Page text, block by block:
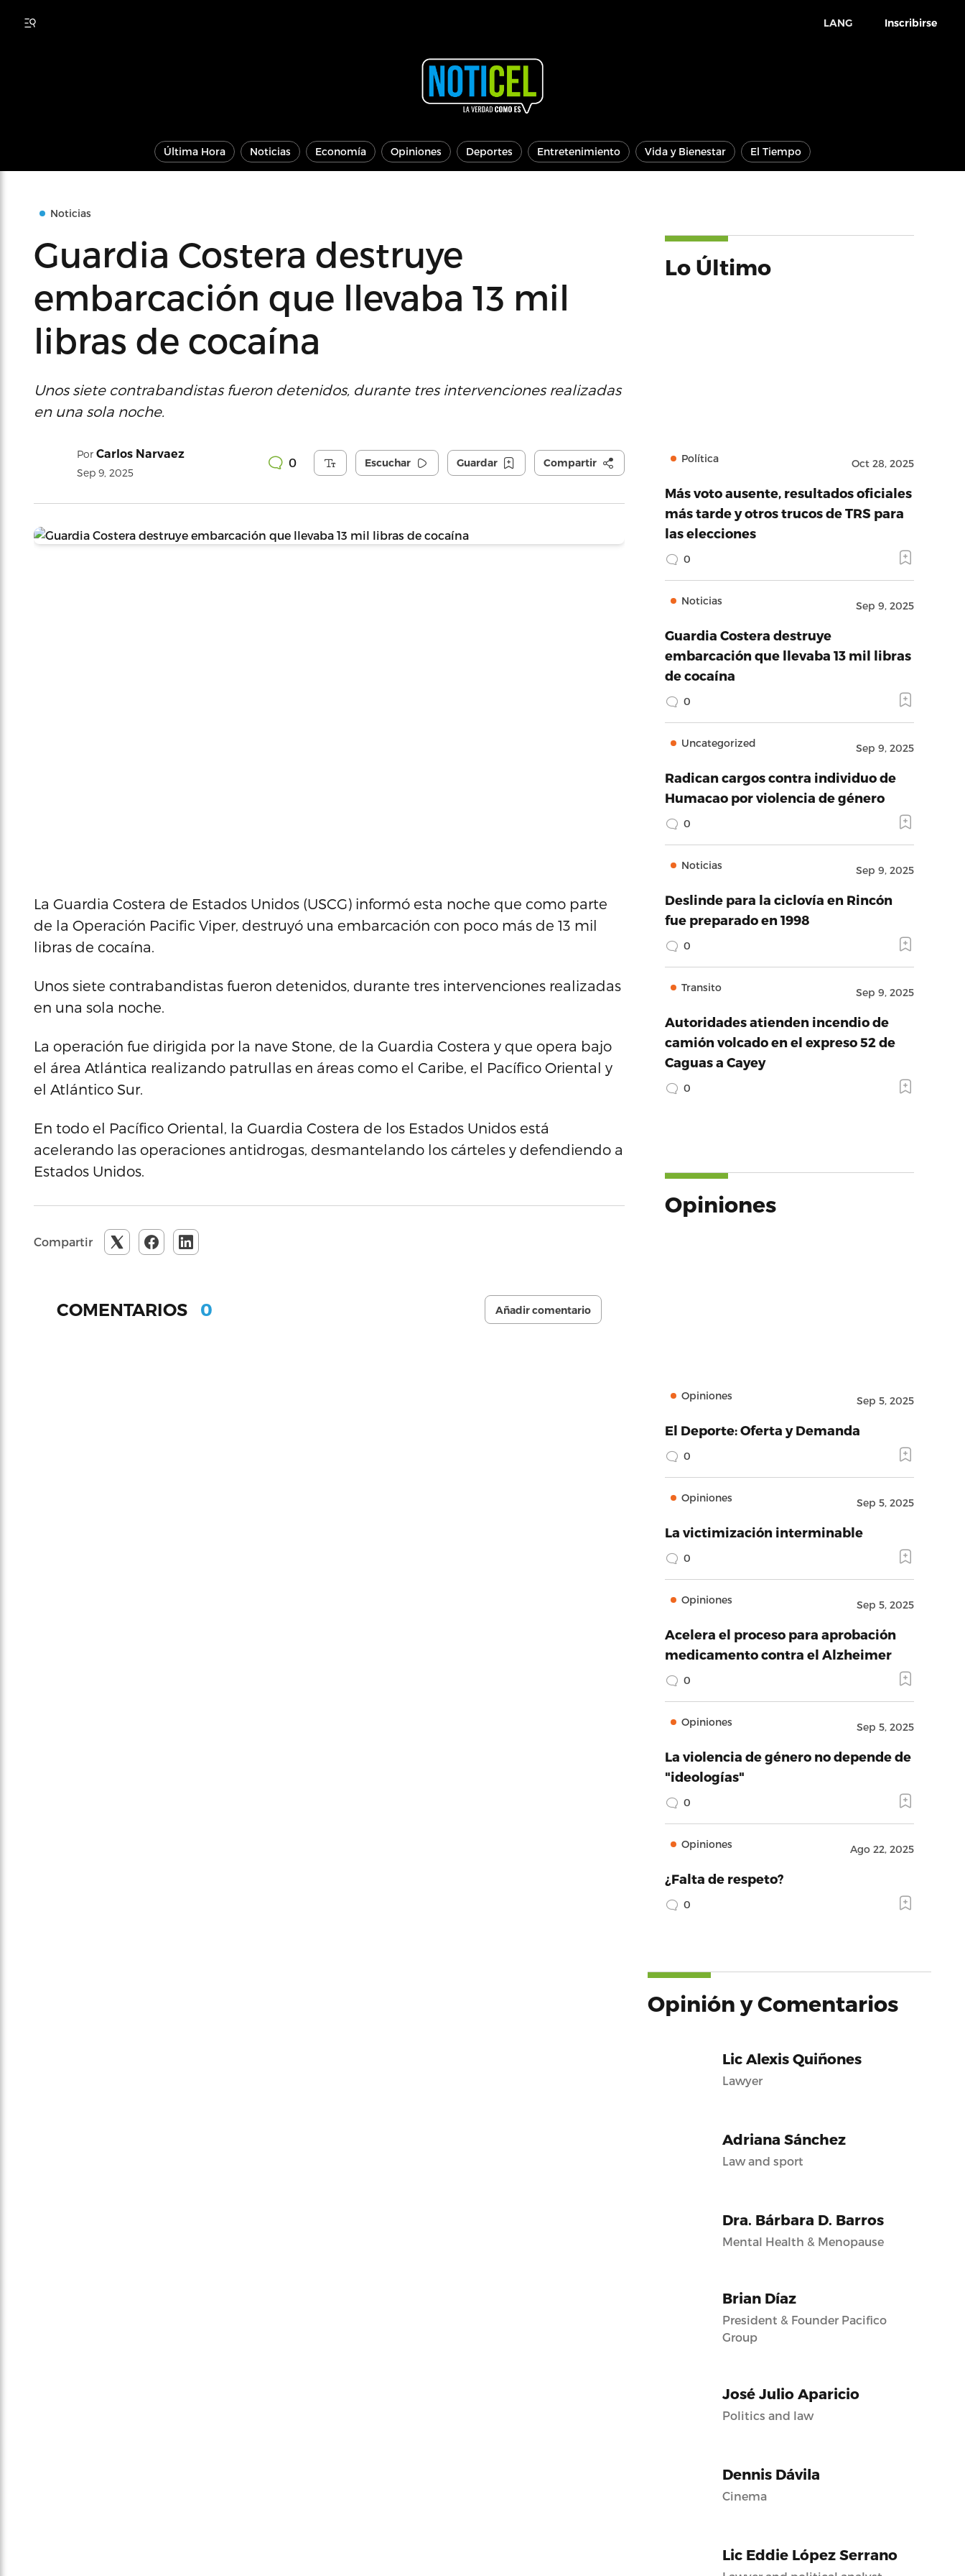
LANG Inscribirse
Última Hora Noticias Economía Opiniones Deportes Entretenimiento Vida y Bienestar El Tiempo
Noticias
Guardia Costera destruye
embarcación que llevaba 13 mil
libras de cocaína
Unos siete contrabandistas fueron detenidos, durante tres intervenciones realizadas
en una sola noche.
Por Carlos Narvaez
Sep 9, 2025
0 Escuchar Guardar Compartir
La Guardia Costera de Estados Unidos (USCG) informó esta noche que como parte
de la Operación Pacific Viper, destruyó una embarcación con poco más de 13 mil
libras de cocaína.
Unos siete contrabandistas fueron detenidos, durante tres intervenciones realizadas
en una sola noche.
La operación fue dirigida por la nave Stone, de la Guardia Costera y que opera bajo
el área Atlántica realizando patrullas en áreas como el Caribe, el Pacífico Oriental y
el Atlántico Sur.
En todo el Pacífico Oriental, la Guardia Costera de los Estados Unidos está
acelerando las operaciones antidrogas, desmantelando los cárteles y defendiendo a
Estados Unidos.
Compartir
COMENTARIOS 0 Añadir comentario
Lo Último
Política Oct 28, 2025
Más voto ausente, resultados oficiales
más tarde y otros trucos de TRS para
las elecciones
0
Noticias Sep 9, 2025
Guardia Costera destruye
embarcación que llevaba 13 mil libras
de cocaína
0
Uncategorized Sep 9, 2025
Radican cargos contra individuo de
Humacao por violencia de género
0
Noticias Sep 9, 2025
Deslinde para la ciclovía en Rincón
fue preparado en 1998
0
Transito Sep 9, 2025
Autoridades atienden incendio de
camión volcado en el expreso 52 de
Caguas a Cayey
0
Opiniones
Opiniones Sep 5, 2025
El Deporte: Oferta y Demanda
0
Opiniones Sep 5, 2025
La victimización interminable
0
Opiniones Sep 5, 2025
Acelera el proceso para aprobación
medicamento contra el Alzheimer
0
Opiniones Sep 5, 2025
La violencia de género no depende de
"ideologías"
0
Opiniones Ago 22, 2025
¿Falta de respeto?
0
Opinión y Comentarios
Lic Alexis Quiñones
Lawyer
Adriana Sánchez
Law and sport
Dra. Bárbara D. Barros
Mental Health & Menopause
Brian Díaz
President & Founder Pacifico
Group
José Julio Aparicio
Politics and law
Dennis Dávila
Cinema
Lic Eddie López Serrano